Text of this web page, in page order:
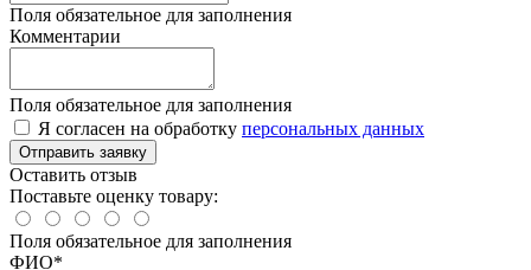
Поля обязательное для заполнения
Комментарии
Поля обязательное для заполнения
Я согласен на обработку персональных данных
Отправить заявку
Оставить отзыв
Поставьте оценку товару:
Поля обязательное для заполнения
ФИО*